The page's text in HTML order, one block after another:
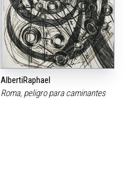
AlbertiRaphael
Roma, peligro para caminantes